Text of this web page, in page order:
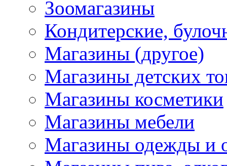
Зоомагазины
Кондитерские,
Магазины (другое)
Магазины детских
Магазины косметики
Магазины мебели
Магазины одежды и